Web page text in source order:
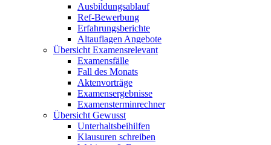
Ausbildungsablauf
Ref-Bewerbung
Erfahrungsberichte
Altauflagen Angebote
Übersicht Examensrelevant
Examensfälle
Fall des Monats
Aktenvorträge
Examensergebnisse
Examensterminrechner
Übersicht Gewusst
Unterhaltsbeihilfen
Klausuren schreiben